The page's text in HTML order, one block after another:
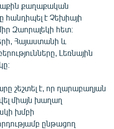
քաղաքական
հանդիպել է Չեխիայի
Զաորալեկի հետ։
Հայաստանի և
Լեռնային
շեշտել է, որ ղարաբաղյան
միայն խաղաղ
խմբի
ընթացող